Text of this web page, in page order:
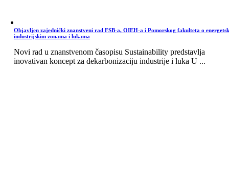
Objavljen zajednički znanstveni rad FSB-a, OIEH-a i Pomorskog fakulteta o
industrijskim zonama i lukama
Novi rad u znanstvenom časopisu Sustainability predstavlja
inovativan koncept za dekarbonizaciju industrije i luka U ...